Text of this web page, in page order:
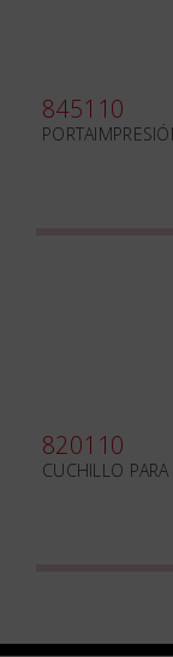
845110
820110
CUCHILLO